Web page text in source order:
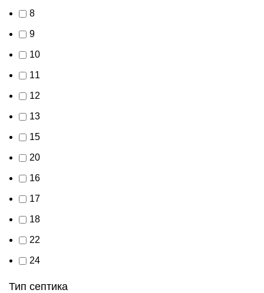
8
9
10
11
12
13
15
20
16
17
18
22
24
Тип септика